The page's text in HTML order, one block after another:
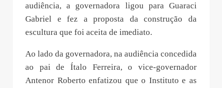
audiência, a governadora ligou para Guaraci
Gabriel e fez a proposta da construção da
escultura que foi aceita de imediato.
Ao lado da governadora, na audiência concedida
ao pai de Ítalo Ferreira, o vice-governador
Antenor Roberto enfatizou que o Instituto e as